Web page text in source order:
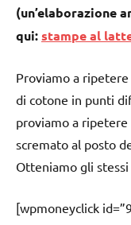
(un’elaborazione
qui:stampe al
Proviamo a
di cotone in punti
proviamo a
scremato al posto
Otteniamo gli
[wpmoneyclick